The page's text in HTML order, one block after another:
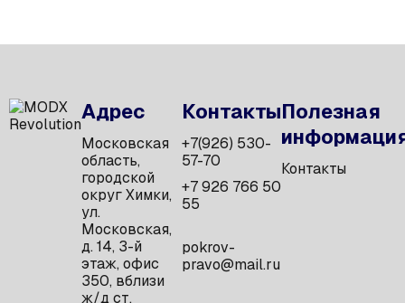
Адрес
Московская
область,
городской
округ Химки,
ул.
Московская,
д. 14, 3-й
этаж, офис
350, вблизи
ж/д ст.
Контакты
+7(926) 530-
57-70
+7 926 766 50
55
pokrov-
pravo@mail.ru
Полезная
Контакты